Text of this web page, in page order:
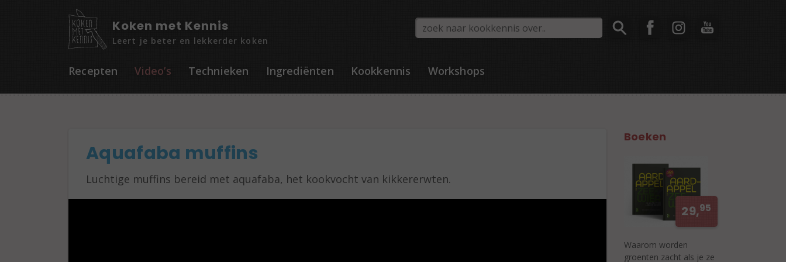
Koken met Kennis
Leert je beter en lekkerder koken
Recepten Video’s Technieken Ingrediënten Kookkennis Workshops
Aquafaba muffins
Luchtige muffins bereid met aquafaba, het kookvocht van kikkererwten.
Boeken
29,95
Waarom worden
groenten zacht als je ze